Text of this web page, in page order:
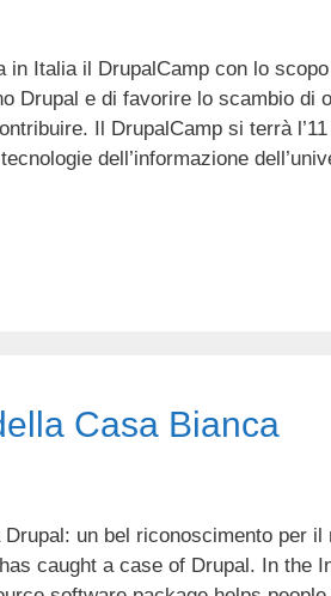
in Italia il DrupalCamp con lo
Drupal e di favorire lo scambio di
Il DrupalCamp si terrà
dell’informazione
Casa Bianca
un bel riconoscimento per il
caught a case of Drupal. In the